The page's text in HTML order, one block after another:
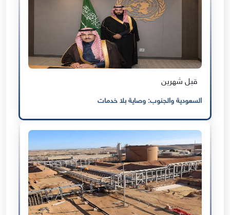
قبل شهرين
السعودية والجنوب: وصاية بلا خدمات